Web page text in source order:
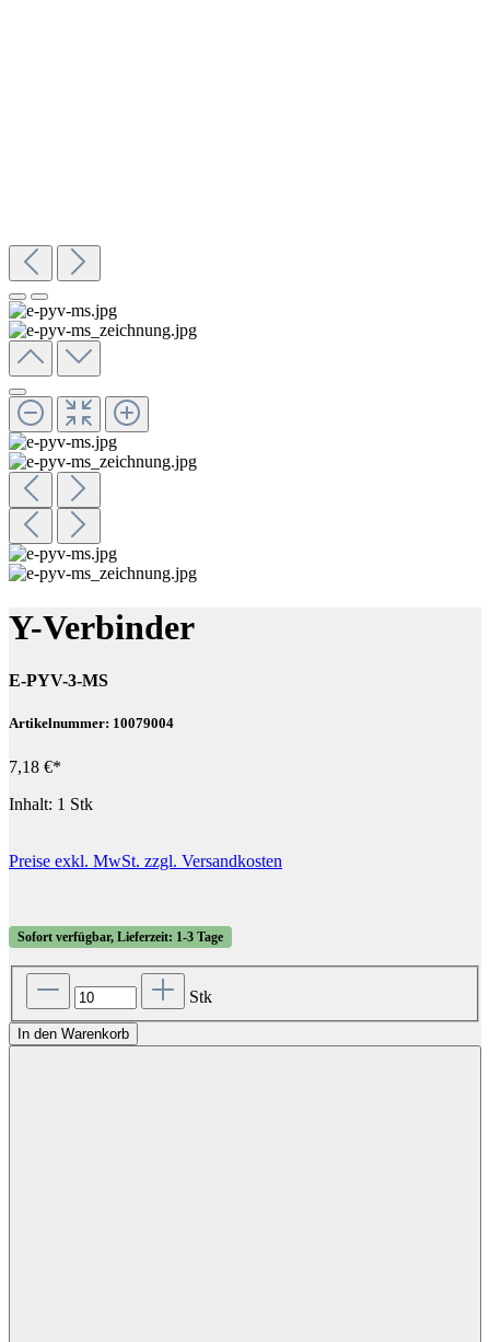
Y-Verbinder
E-PYV-3-MS
Artikelnummer: 10079004
7,18 €*
Inhalt: 1 Stk
Preise exkl. MwSt. zzgl. Versandkosten
Sofort verfügbar, Lieferzeit: 1-3 Tage
Stk
In den Warenkorb